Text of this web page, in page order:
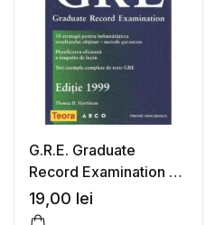
G.R.E. Graduate
Record Examination –
Thomas H. Martinson
19,00 lei